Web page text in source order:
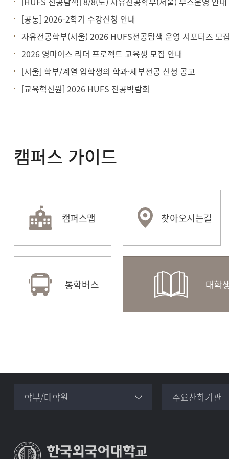
[공통] 2026-2학기 수강신청 안내
자유전공학부(서울) 2026 HUFS전공탐색 운영 서포터즈 모
2026 영마이스 리더 프로젝트 교육생 모집 안내
[서울] 학부/계열 입학생의 학과·세부전공 신청 공고
[교육혁신원] 2026 HUFS 전공박람회
캠퍼스 가이드
캠퍼스맵 찾아오시는길
통학버스 대학
HUFSability
교육혁신원
(전공설계지원센터)
종합
학부/대학원 주요산하기관